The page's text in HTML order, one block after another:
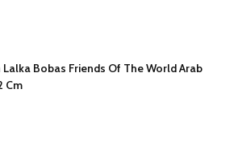
Lalka Bobas Friends Of The World Arab
Cm